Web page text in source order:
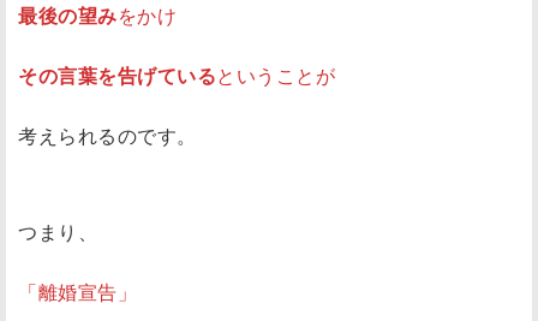
最後の望みをかけ
その言葉を告げているということが
考えられるのです。
つまり、
「離婚宣告」